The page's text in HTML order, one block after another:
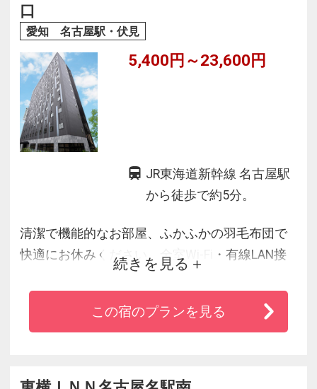
口
愛知 名古屋駅・伏見
5,400円～23,600円
JR東海道新幹線 名古屋駅
から徒歩で約5分。
清潔で機能的なお部屋、ふかふかの羽毛布団で
快適にお休みください。全室Wi-Fi・有線LAN接
続無料でビジネスシーンをサポートいたしま
す。
続きを見る
この宿のプランを見る